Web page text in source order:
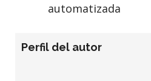
automatizada
Perfil del autor